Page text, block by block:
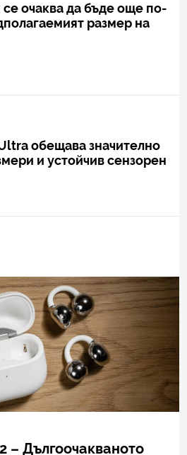
се очаква да бъде още по-
размер на
обещава значително
и устойчив сензорен
– Дългоочакваното